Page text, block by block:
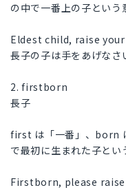
の中で一番上の子という
Eldest child, raise
長子の子は手をあげなさ
2. firstborn
長子
first は「一番」、born
で最初に生まれた子とい
Firstborn, please